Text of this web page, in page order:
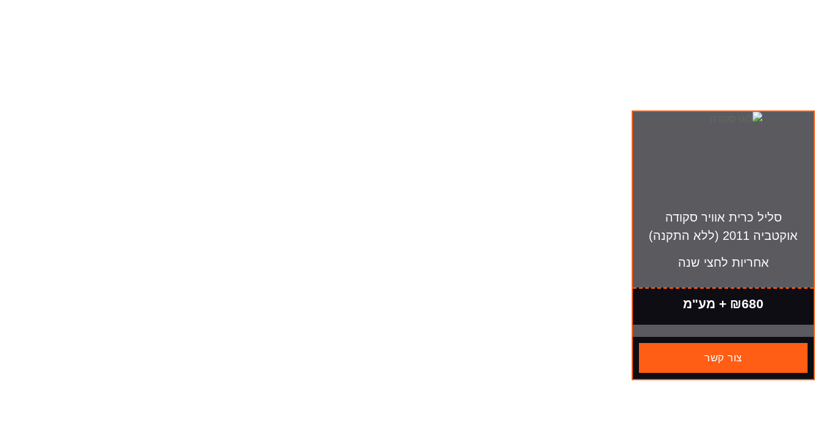
סליל כרית אוויר סקודה
אוקטביה 2011 (ללא התקנה)
אחריות לחצי שנה
₪680 + מע"מ
צור קשר